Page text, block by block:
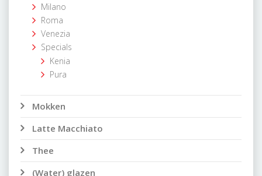
Milano
Roma
Venezia
Specials
Kenia
Pura
Mokken
Latte Macchiato
Thee
(Water) glazen